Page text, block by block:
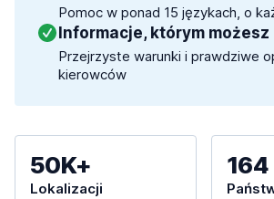
Pomoc w ponad 15 językach, o
Informacje, którym
Przejrzyste warunki i prawdziwe
kierowców
50K+
Lokalizacji
164